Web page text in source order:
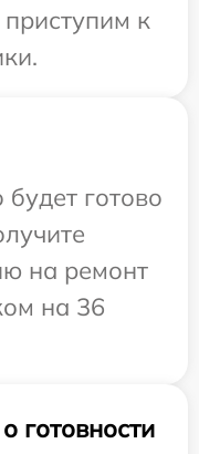
к
будет готово
на ремонт
на 36
готовности